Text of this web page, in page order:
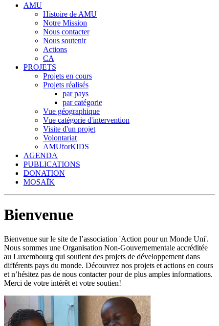
AMU
Histoire de AMU
Notre Mission
Nous contacter
Nous soutenir
Actions
CA
PROJETS
Projets en cours
Projets réalisés
par pays
par catégorie
Vue géographique
Vue catégorie d'intervention
Visite d'un projet
Volontariat
AMUforKIDS
AGENDA
PUBLICATIONS
DONATION
MOSAÏK
Bienvenue
Bienvenue sur le site de l’association 'Action pour un Monde Uni'.
Nous sommes une Organisation Non-Gouvernementale accréditée
au Luxembourg qui soutient des projets de développement dans
différents pays du monde. Découvrez nos projets et actions en cours
et n’hésitez pas de nous contacter pour de plus amples informations.
Merci de votre intérêt et votre soutien!